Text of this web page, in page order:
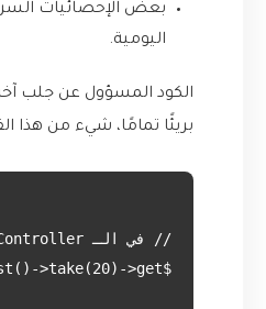
بعض الإحصائيات
اليومية.
الكود المسؤول عن جلب
بريئًا تمامًا، شيء من هذا